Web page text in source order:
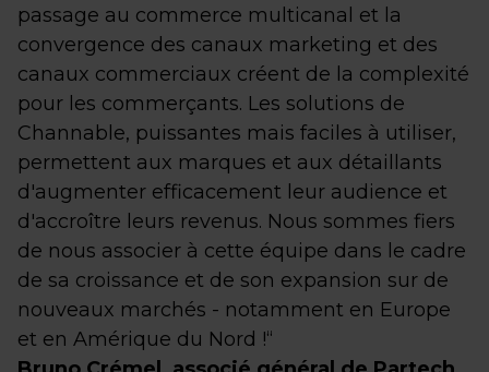
passage au commerce multicanal et la
convergence des canaux marketing et des
canaux commerciaux créent de la complexité
pour les commerçants. Les solutions de
Channable, puissantes mais faciles à utiliser,
permettent aux marques et aux détaillants
d'augmenter efficacement leur audience et
d'accroître leurs revenus. Nous sommes fiers
de nous associer à cette équipe dans le cadre
de sa croissance et de son expansion sur de
nouveaux marchés - notamment en Europe
et en Amérique du Nord !“